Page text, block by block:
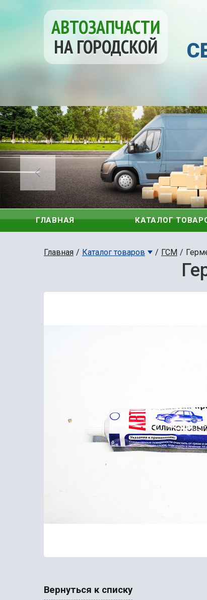
АВТОЗАПЧАСТИ
НА ГОРОДСКОЙ
ГЛАВНАЯ КАТАЛОГ
Главная Каталог товаров ГСМ
Вернуться к списку